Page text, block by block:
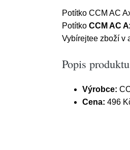
Potítko CCM AC
Potítko CCM AC
Vybírejtee zboží v
Popis
Výrobce:
Cena: 496